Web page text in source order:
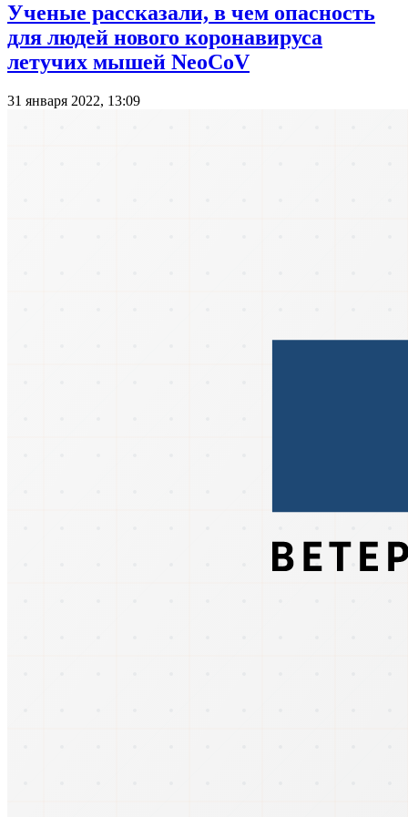
Ученые рассказали, в чем опасность
для людей нового коронавируса
летучих мышей NeoCoV
31 января 2022, 13:09